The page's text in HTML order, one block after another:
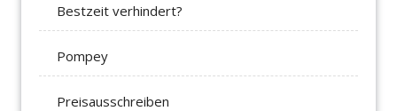
Bestzeit verhindert?
Pompey
Preisausschreiben